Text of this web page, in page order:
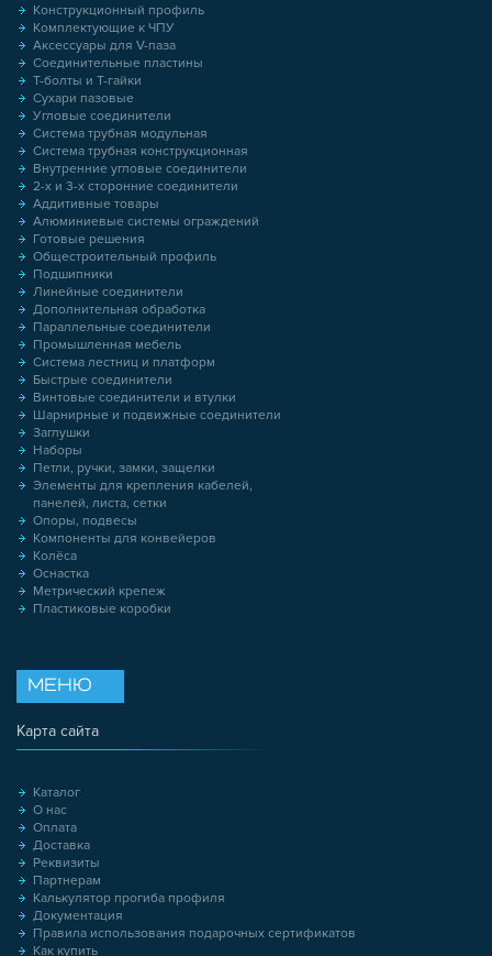
Конструкционный профиль
Комплектующие к ЧПУ
Аксессуары для V-паза
Соединительные пластины
Т-болты и Т-гайки
Сухари пазовые
Угловые соединители
Система трубная модульная
Система трубная конструкционная
Внутренние угловые соединители
2-х и 3-х сторонние соединители
Аддитивные товары
Алюминиевые системы ограждений
Готовые решения
Общестроительный профиль
Подшипники
Линейные соединители
Дополнительная обработка
Параллельные соединители
Промышленная мебель
Система лестниц и платформ
Быстрые соединители
Винтовые соединители и втулки
Шарнирные и подвижные соединители
Заглушки
Наборы
Петли, ручки, замки, защелки
Элементы для крепления кабелей,
панелей, листа, сетки
Опоры, подвесы
Компоненты для конвейеров
Колёса
Оснастка
Метрический крепеж
Пластиковые коробки
МЕНЮ
Карта сайта
Каталог
О нас
Оплата
Доставка
Реквизиты
Партнерам
Калькулятор прогиба профиля
Документация
Правила использования подарочных сертификатов
Как купить